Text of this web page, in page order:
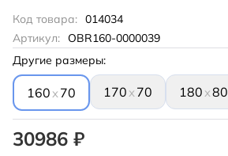
Код товара: 014034
Артикул:
OBR160-0000039
Другие размеры:
160 x 70 170 x 70 180 x80
30986 ₽